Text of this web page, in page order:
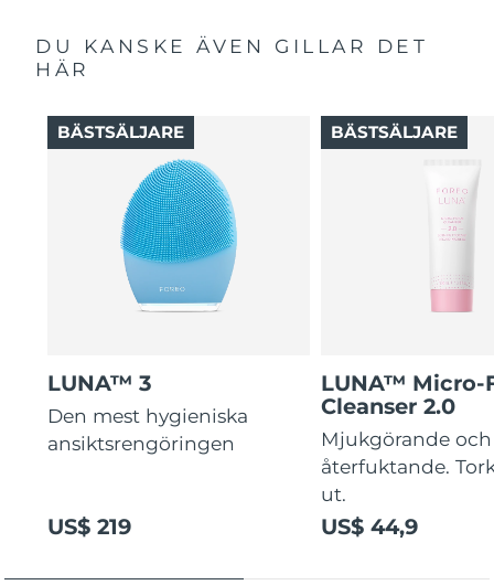
DU KANSKE ÄVEN GILLAR DET
HÄR
LUNA™ 3
Den mest hygieniska
ansiktsrengöringen
US$ 219
BÄSTSÄLJARE
LUNA™ Micro-
Cleanser 2.0
Mjukgörande och
återfuktande.
ut.
US$ 44,9
BÄSTSÄLJARE